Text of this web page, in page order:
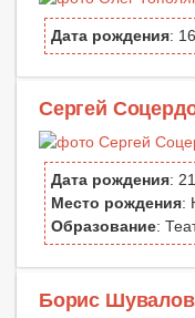
Дата рождения:
Сергей
Дата рождения:
Место рождения:
Образование:
Борис Шувалов